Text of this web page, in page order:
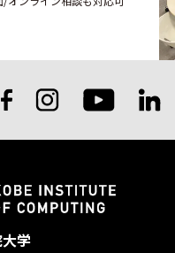
facebookinstagram
youtube
学